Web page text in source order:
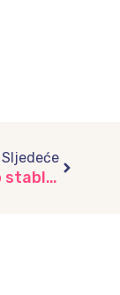
Sljedeće
Porodično stablo vrtića “Umihana Čuvidina”